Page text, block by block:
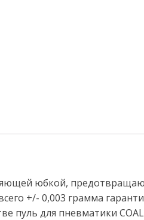
юбкой,
+/- 0,003 грамма
пуль для пневматики